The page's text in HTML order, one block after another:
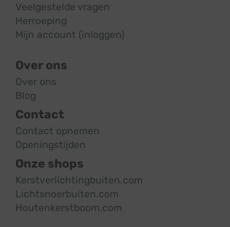
Veelgestelde vragen
Herroeping
Mijn account (inloggen)
Over ons
Over ons
Blog
Contact
Contact opnemen
Openingstijden
Onze shops
Kerstverlichtingbuiten.com
Lichtsnoerbuiten.com
Houtenkerstboom.com